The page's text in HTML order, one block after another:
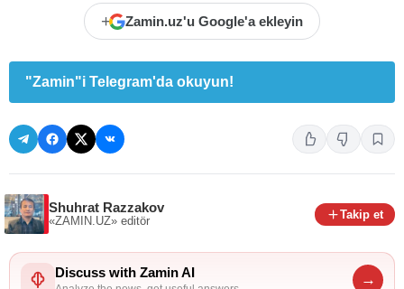
+ Zamin.uz'u Google'a ekleyin
"Zamin"i Telegram'da okuyun!
Shuhrat Razzakov
«ZAMIN.UZ» editör
Takip et
Discuss with Zamin AI →